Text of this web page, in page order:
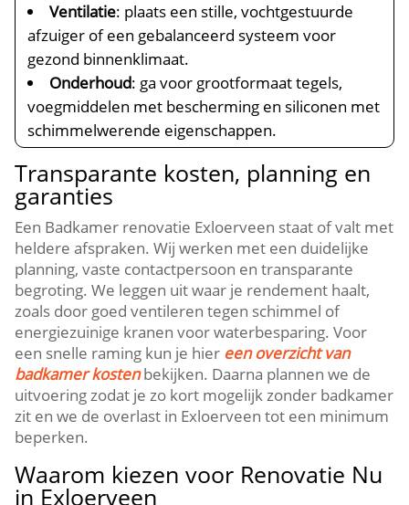
Ventilatie: plaats een stille, vochtgestuurde
afzuiger of een gebalanceerd systeem voor
gezond binnenklimaat.
Onderhoud: ga voor grootformaat tegels,
voegmiddelen met bescherming en siliconen met
schimmelwerende eigenschappen.
Transparante kosten, planning en
garanties
Een Badkamer renovatie Exloerveen staat of valt met
heldere afspraken. Wij werken met een duidelijke
planning, vaste contactpersoon en transparante
begroting. We leggen uit waar je rendement haalt,
zoals door goed ventileren tegen schimmel of
energiezuinige kranen voor waterbesparing. Voor
een snelle raming kun je hier een overzicht van
badkamer kostenbekijken. Daarna plannen we de
uitvoering zodat je zo kort mogelijk zonder badkamer
zit en we de overlast in Exloerveen tot een minimum
beperken.
Waarom kiezen voor Renovatie Nu
in Exloerveen